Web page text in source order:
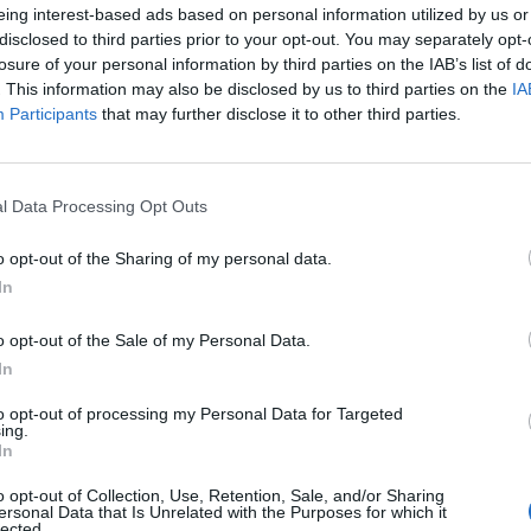
interest-based ads based on personal information utilized by us
to third parties prior to your opt-out. You may separately
of your personal information by third parties on the IAB’s list of
This information may also be disclosed by us to third parties on the
Participants that may further disclose it to other third parties.
Data Processing Opt Outs
opt-out of the Sharing of my personal data.
opt-out of the Sale of my Personal Data.
opt-out of processing my Personal Data for Targeted
opt-out of Collection, Use, Retention, Sale, and/or Sharing
Data that Is Unrelated with the Purposes for which it
nas do preferowanych źródeł w Google
nas Antoni Rzeczkowski z Biura Prasowego Komendy